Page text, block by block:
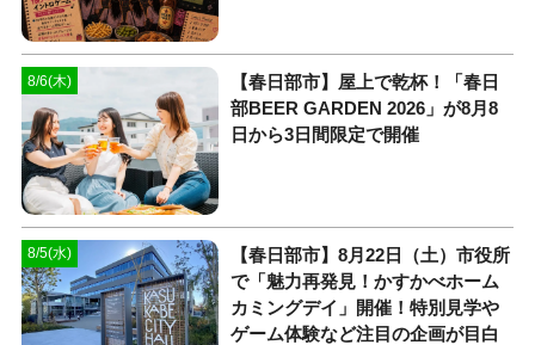
8/6(木)
【春日部市】屋上で乾杯！「春日
部BEER GARDEN 2026」が8月8
日から3日間限定で開催
8/5(水)
【春日部市】8月22日（土）市役所
で「魅力再発見！かすかべホーム
カミングデイ」開催！特別見学や
ゲーム体験など注目の企画が目白